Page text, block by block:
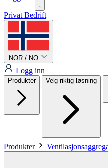
Privat Bedrift
NOR / NO
Logg inn
Produkter Velg riktig løsning
Produkter